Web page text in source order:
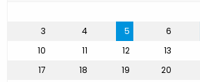
3
4 5 6
10
11 12 13
17
18 19 20